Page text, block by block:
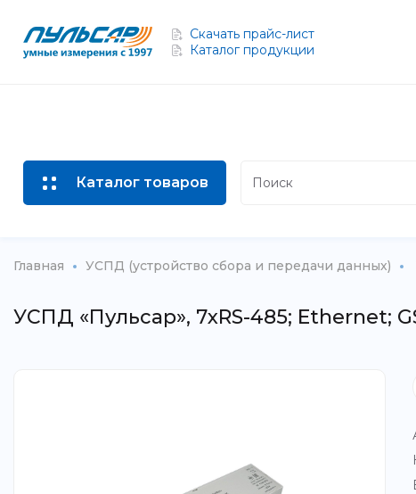
Скачать прайс-лист
Каталог продукции
Каталог товаров
Главная УСПД (устройство сбора и передачи данных)
УСПД «Пульсар», 7хRS-485; Ethernet;